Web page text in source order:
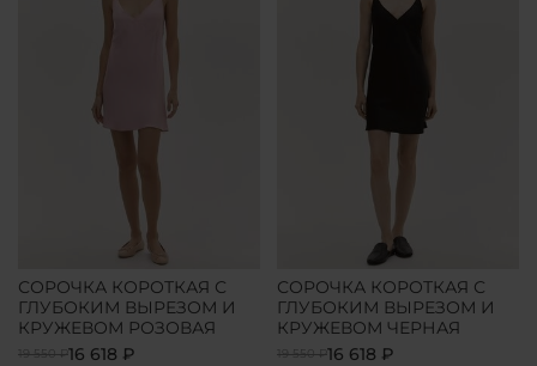
СОРОЧКА КОРОТКАЯ С
ГЛУБОКИМ ВЫРЕЗОМ И
КРУЖЕВОМ РОЗОВАЯ
19 550 ₽16 618 ₽
СОРОЧКА КОРОТКАЯ С
ГЛУБОКИМ ВЫРЕЗОМ И
КРУЖЕВОМ ЧЕРНАЯ
19 550 ₽16 618 ₽